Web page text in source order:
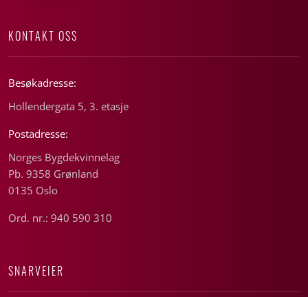
KONTAKT OSS
Besøkadresse:
Hollendergata 5, 3. etasje
Postadresse:
Norges Bygdekvinnelag
Pb. 9358 Grønland
0135 Oslo
Ord. nr.: 940 590 310
SNARVEIER